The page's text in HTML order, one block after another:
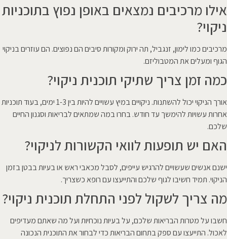
אילו מרכיבים נמצאים באופן נפוץ בתוכניות
ניקוי?
מרכיבים כמו לימון, זנגביל, תה ירוק ומקורות סיבים הם נפוצים. הם עוזרים בניקוי
הגוף ומעלים את המטבוליזם.
כמה זמן צריך שתיקי תוכנית ניקוי?
אורך הניקוי יכול להשתנות. ניקויים במיץ עשויים להיות בין 1-3 ימים, בעוד תוכניות
אחרות עשויות להימשך עד חודש. בחרו במה שמתאים לבריאות וסגנון החיים
שלכם.
האם יש תופעות לוואי הקשורות לניקוי?
ישנם אנשים שעשויים להרגיש עייפים, לסבל מכאבי ראש או בעיות בבטן בזמן
הניקוי. תמיד חשיבו לגוף שלכם והתייעצו עם רופא כשצריך.
מה צריך לשקול לפני התחלת תוכנית ניקוי?
חשבו על מטרות הבריאות שלכם, על בעיות נוכחיות ועל מה שאתם מעדיפים
לאכול. התייעצו עם ספק בתחום הבריאות כדי לבחור את התוכנית הנכונה